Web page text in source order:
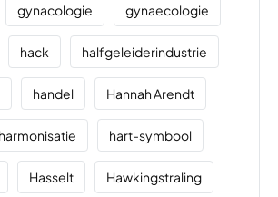
gynacologie gynaecologie
hack halfgeleiderindustrie
handel Hannah Arendt
harmonisatie hart-symbool
Hasselt Hawkingstraling